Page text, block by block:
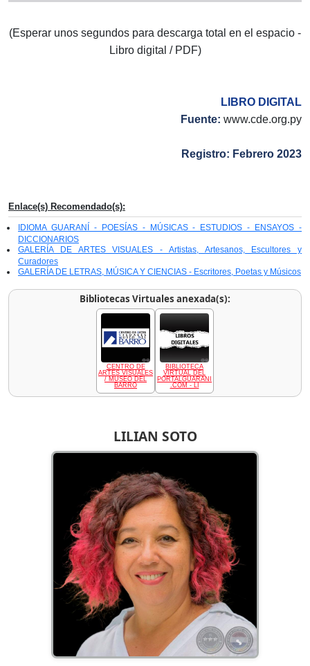
LILIAN SOTO
(Esperar unos segundos para descarga total en el espacio -
Libro digital / PDF)
LIBRO DIGITAL
Fuente: www.cde.org.py
Registro: Febrero 2023
Enlace(s) Recomendado(s):
IDIOMA GUARANÍ - POESÍAS - MÚSICAS - ESTUDIOS - ENSAYOS -
DICCIONARIOS
GALERÍA DE ARTES VISUALES - Artistas, Artesanos, Escultores y
Curadores
GALERÍA DE LETRAS, MÚSICA Y CIENCIAS - Escritores, Poetas y Músicos
Bibliotecas Virtuales anexada(s):
CENTRO DE
ARTES VISUALES
/ MUSEO DEL
BARRO
BIBLIOTECA
VIRTUAL DEL
PORTALGUARANI
.COM - LI